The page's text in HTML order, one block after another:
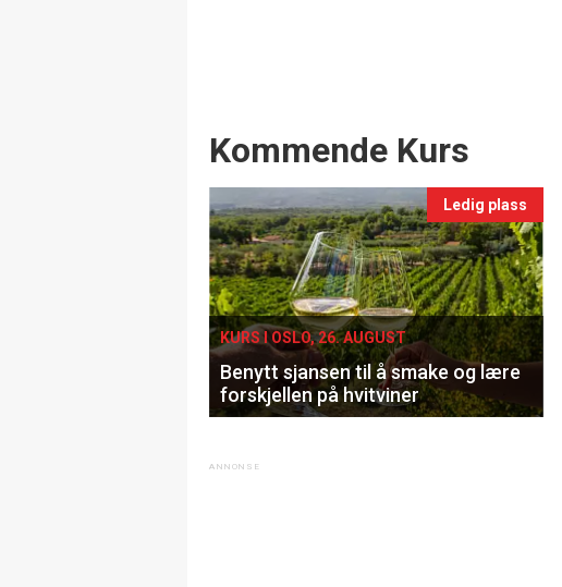
Events
Kommende Kurs
Ledig plass
KURS I OSLO, 26. AUGUST
Benytt sjansen til å smake og lære
forskjellen på hvitviner